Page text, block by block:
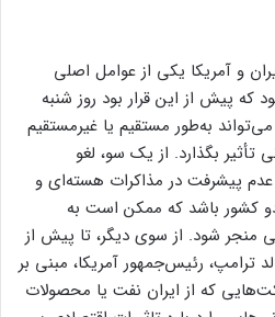
و آمریکا یکی از عوامل اصلی
که پیش از این قرار بود روز شنبه
به‌طور مستقیم یا غیرمستقیم
تأثیر بگذارد. از یک سو، لغو
پیشرفت در مذاکرات هسته‌ای و
کشور باشد که ممکن است به
منجر شود. از سوی دیگر، تا پیش از
ترامپ، رئیس‌جمهور آمریکا، مبنی بر
که از ایران نفت یا محصولات